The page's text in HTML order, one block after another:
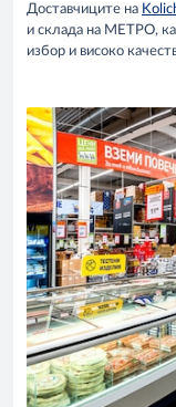
Доставчиците на
и склада на METРO,
избор и високо